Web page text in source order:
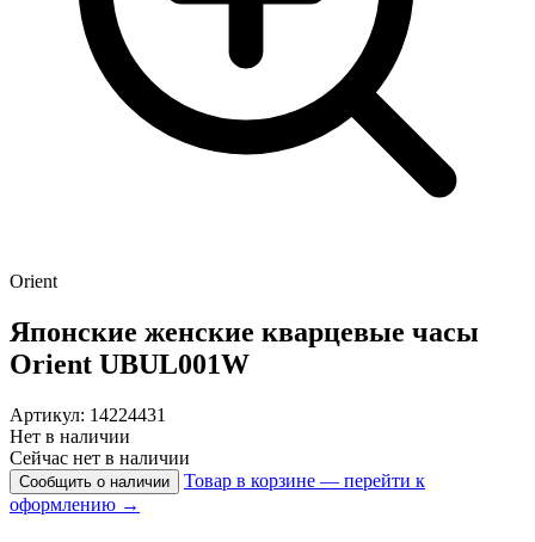
Orient
Японские женские кварцевые часы
Orient UBUL001W
Артикул: 14224431
Нет в наличии
Сейчас нет в наличии
Сообщить о наличии
Товар в корзине — перейти к
оформлению →